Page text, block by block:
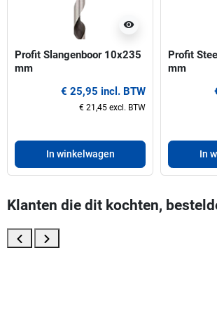
visibility
Profit Slangenboor 10x235
mm
€ 25,95 incl. BTW
€ 21,45 excl. BTW
In winkelwagen
Profit
mm
In
Klanten die dit kochten,